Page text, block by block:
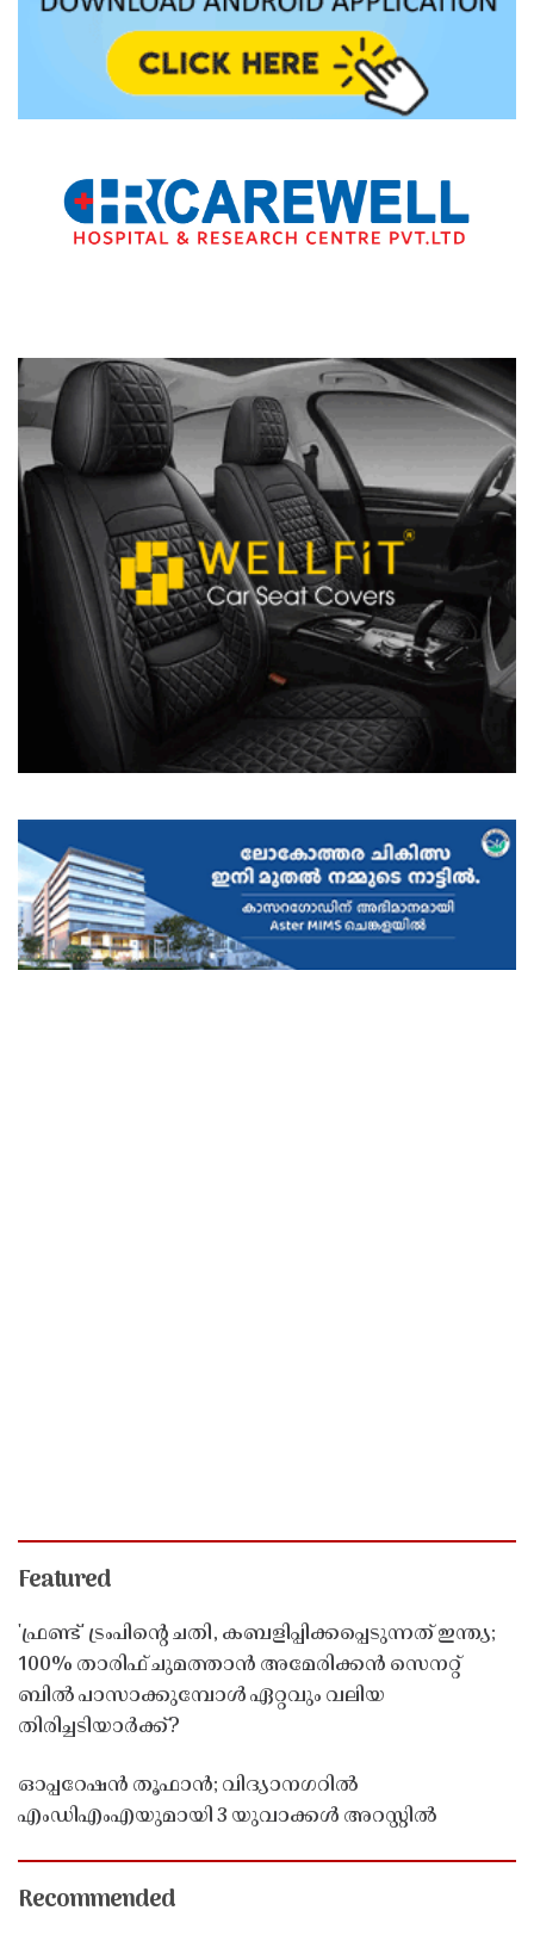
Featured
'ഫ്രണ്ട്' ട്രംപിന്റെ ചതി, കബളിപ്പിക്കപ്പെടുന്നത് ഇന്ത്യ;
100% താരിഫ് ചുമത്താൻ അമേരിക്കൻ സെനറ്റ്
ബിൽ പാസാക്കുമ്പോൾ ഏറ്റവും വലിയ
തിരിച്ചടിയാർക്ക്?
ഓപ്പറേഷൻ തൂഫാൻ; വിദ്യാനഗറിൽ
എംഡിഎംഎയുമായി 3 യുവാക്കൾ അറസ്റ്റിൽ
Recommended